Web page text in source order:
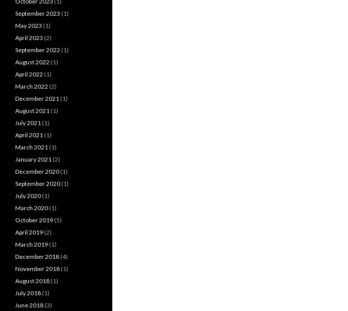
September 2023 (1)
May 2023 (1)
April 2023 (2)
September 2022 (1)
August 2022 (1)
April 2022 (1)
March 2022 (2)
December 2021 (1)
August 2021 (1)
July 2021 (1)
April 2021 (1)
March 2021 (1)
January 2021 (2)
December 2020 (1)
September 2020 (1)
July 2020 (1)
March 2020 (1)
October 2019 (5)
April 2019 (2)
March 2019 (1)
December 2018 (4)
November 2018 (1)
August 2018 (1)
July 2018 (1)
June 2018 (3)